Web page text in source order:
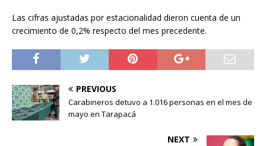
Las cifras ajustadas por estacionalidad dieron cuenta de un
crecimiento de 0,2% respecto del mes precedente.
PREVIOUS
Carabineros detuvo a 1.016 personas en el mes de
mayo en Tarapacá
NEXT